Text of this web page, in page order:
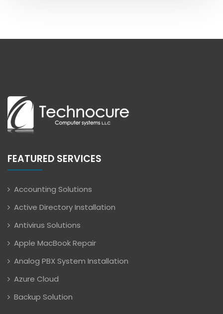
FEATURED SERVICES
Accounting Solutions
Active Directory Installation
Antivirus Solutions
Apple MacBook Repair
Analog PBX System Installation
Azure Cloud
Backup Solution